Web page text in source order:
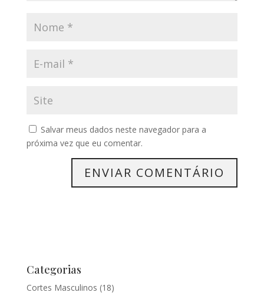
Salvar meus dados neste navegador para a
próxima vez que eu comentar.
Categorias
Cortes Masculinos (18)